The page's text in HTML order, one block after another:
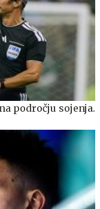
področju sojenja.